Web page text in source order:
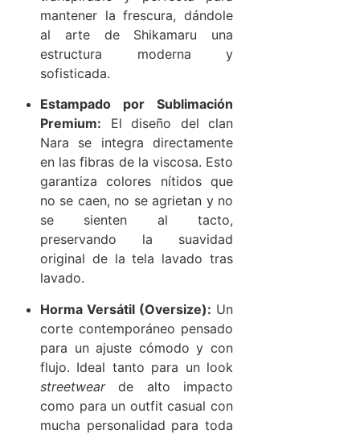
mantener la frescura, dándole
al arte de Shikamaru una
estructura moderna y
sofisticada.
Estampado por Sublimación
Premium: El diseño del clan
Nara se integra directamente
en las fibras de la viscosa. Esto
garantiza colores nítidos que
no se caen, no se agrietan y no
se sienten al tacto,
preservando la suavidad
original de la tela lavado tras
lavado.
Horma Versátil (Oversize): Un
corte contemporáneo pensado
para un ajuste cómodo y con
flujo. Ideal tanto para un look
streetwearde alto impacto
como para un outfit casual con
mucha personalidad para toda